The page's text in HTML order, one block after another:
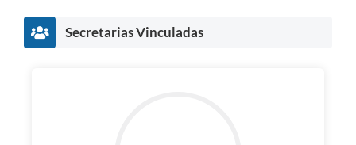
Secretarias Vinculadas